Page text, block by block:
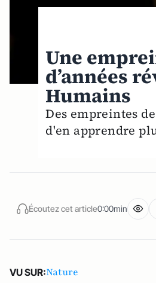
Une
d’années
Humains
Des empreintes
d'en apprendre
Écoutez cet article0:00min
VU SUR:Nature